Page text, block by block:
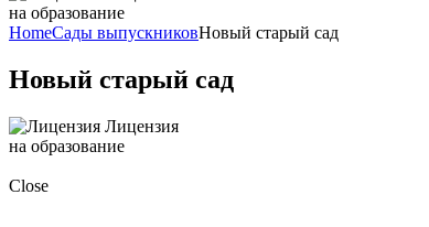
на образование
HomeСады выпускниковНовый старый сад
Новый старый сад
Лицензия
на образование
Close